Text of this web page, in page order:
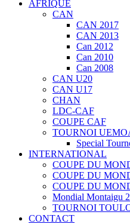
AFRIQUE
CAN
CAN 2017
CAN 2013
Can 2012
Can 2010
Can 2008
CAN U20
CAN U17
CHAN
LDC-CAF
COUPE CAF
TOURNOI
Special
INTERNATIONAL
COUPE DU
COUPE DU
COUPE DU
Mondial Montaigu
TOURNOI
CONTACT